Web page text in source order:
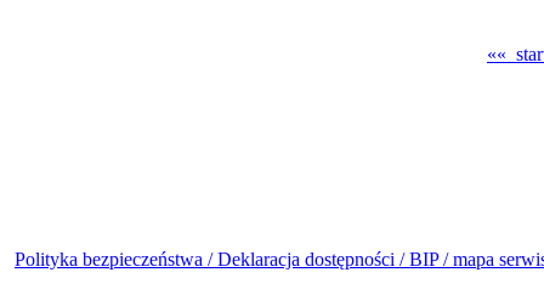
««
Polityka bezpieczeństwa /Deklaracja dostępności /BIP /mapa